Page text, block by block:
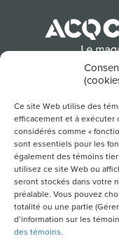
Ce site Web utilise des
efficacement et à exécuter
considérés comme «
sont essentiels pour les
également des témoins
utilisez ce site Web ou
seront stockés dans votre
préalable. Vous pouvez
totalité ou une partie
d’information sur les
des témoins.
POUR
LIENS UTILES